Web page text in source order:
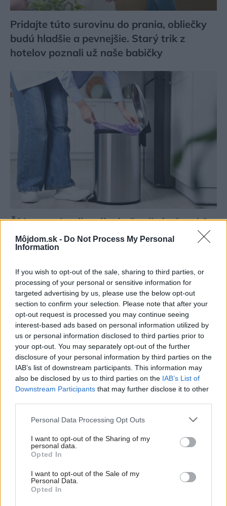
Môjdom.sk - Do Not Process My Personal
Information
If you wish to opt-out of the sale, sharing to third parties, or
processing of your personal or sensitive information for
targeted advertising by us, please use the below opt-out
section to confirm your selection. Please note that after your
opt-out request is processed you may continue seeing
interest-based ads based on personal information utilized by
us or personal information disclosed to third parties prior to
your opt-out. You may separately opt-out of the further
disclosure of your personal information by third parties on the
IAB’s list of downstream participants. This information may
also be disclosed by us to third parties on the IAB’s List of
Downstream Participants that may further disclose it to other
Please note that this website/app uses one or more Google
not limited to your visit or usage behaviour. You may click to
grant or deny consent to Google and its third-party tags to
use your data for below specified purposes in below Google
consent section.
Personal Data Processing Opt Outs
I want to opt-out of the Sharing of my
personal data.
Opted In
I want to opt-out of the Sale of my
Personal Data.
Opted In
Pridajte túto surovinu do prania, obliečky
budú hladšie a pevnejšie. Starý trik z
hotelov poznali už naše babičky
Šíri sa z odpadkového koša silný zápach?
Tieto kroky vám pomôžu zbaviť sa ho
Kedysi boli veľkým trendom, dnes sa im
obývačku zastaralou